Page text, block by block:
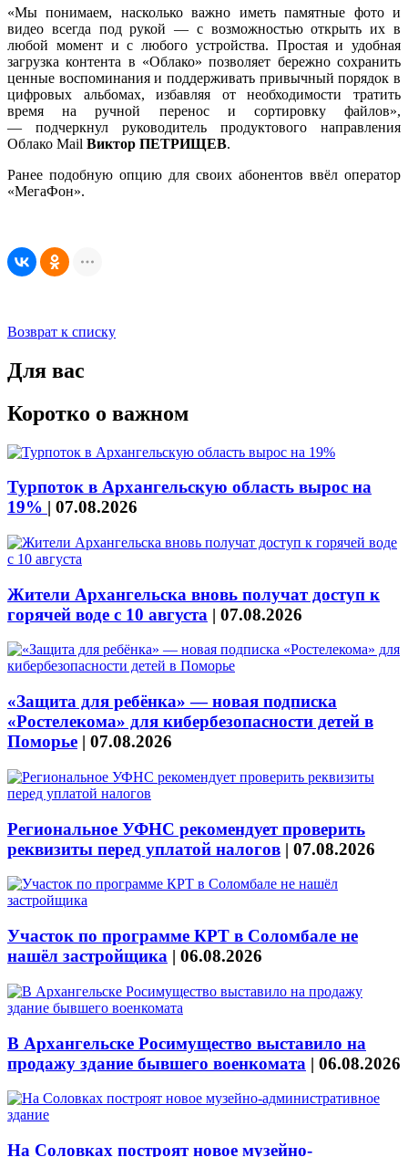
«Мы понимаем, насколько важно иметь памятные фото и
видео всегда под рукой — с возможностью открыть их в
любой момент и с любого устройства. Простая и удобная
загрузка контента в «Облако» позволяет бережно сохранить
ценные воспоминания и поддерживать привычный порядок в
цифровых альбомах, избавляя от необходимости тратить
время на ручной перенос и сортировку файлов»,
— подчеркнул руководитель продуктового направления
Облако Mail Виктор ПЕТРИЩЕВ.
Ранее подобную опцию для своих абонентов ввёл оператор
«МегаФон».
Возврат к списку
Для вас
Коротко о важном
Турпоток в Архангельскую область вырос на
19% | 07.08.2026
Жители Архангельска вновь получат доступ к
горячей воде с 10 августа | 07.08.2026
«Защита для ребёнка» — новая подписка
«Ростелекома» для кибербезопасности детей в
Поморье | 07.08.2026
Региональное УФНС рекомендует проверить
реквизиты перед уплатой налогов | 07.08.2026
Участок по программе КРТ в Соломбале не
нашёл застройщика | 06.08.2026
В Архангельске Росимущество выставило на
продажу здание бывшего военкомата | 06.08.2026
На Соловках построят новое музейно-